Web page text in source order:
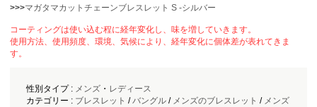
>>>マガタマカットチェーンブレスレット S -シルバー
コーティングは使い込む程に経年変化し、味を増していきます。
使用方法、使用頻度、環境、気候により、経年変化に個体差が表れてきま
す。
性別タイプ : メンズ・ レディース
カテゴリー : ブレスレット /バングル/ メンズのブレスレット / メンズ